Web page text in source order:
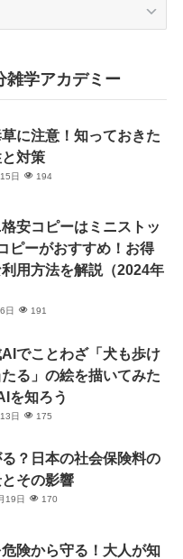
雑学アカデミー
に注意！知っておきた
対策
日 194
安コピーはミニストッ
ピーがおすすめ！お得
用方法を解説（2024年
日 191
でことわざ「犬も歩け
る」の絵を描いてみた
を知ろう
日 175
？日本の社会保険料の
その影響
19日 170
険から守る！大人が知